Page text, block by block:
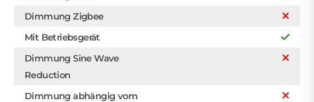
Dimmung Zigbee
Mit Betriebsgerät
Dimmung Sine Wave
Reduction
Dimmung abhängig vom